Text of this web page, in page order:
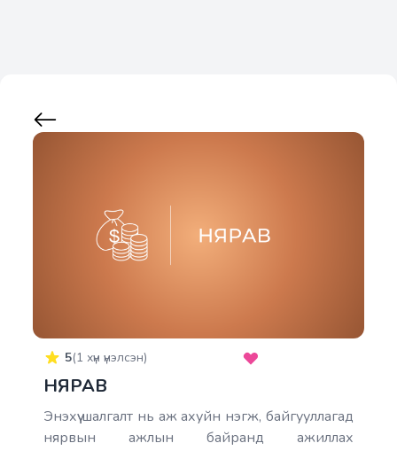
5(1 хүн үнэлсэн)
НЯРАВ
Энэхүү шалгалт нь аж ахуйн нэгж, байгууллагад
нярвын ажлын байранд ажиллах